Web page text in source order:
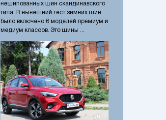
нешипованных шин скандинавского
типа. В нынешний тест зимних шин
было включено 6 моделей премиум и
медиум классов. Это шины ...